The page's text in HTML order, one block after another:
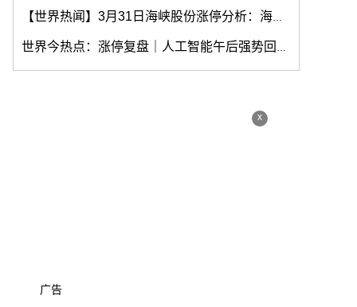
【世界热闻】3月31日海峡股份涨停分析：海南，海南自由贸易港，自由贸易港概念热股
世界今热点：涨停复盘｜人工智能午后强势回归，资金重点围猎金融、医疗方向！海南消息不断，本地股活跃
x
广告